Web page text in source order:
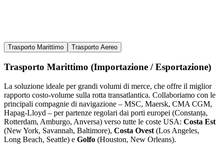
Trasporto Marittimo Trasporto Aereo
Trasporto Marittimo (Importazione / Esportazione)
La soluzione ideale per grandi volumi di merce, che offre il miglior
rapporto costo-volume sulla rotta transatlantica. Collaboriamo con le
principali compagnie di navigazione – MSC, Maersk, CMA CGM,
Hapag-Lloyd – per partenze regolari dai porti europei (Constanța,
Rotterdam, Amburgo, Anversa) verso tutte le coste USA: Costa Est
(New York, Savannah, Baltimore), Costa Ovest (Los Angeles,
Long Beach, Seattle) e Golfo (Houston, New Orleans).